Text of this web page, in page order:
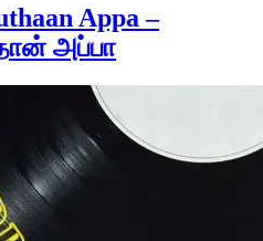
Appa –
அப்பா